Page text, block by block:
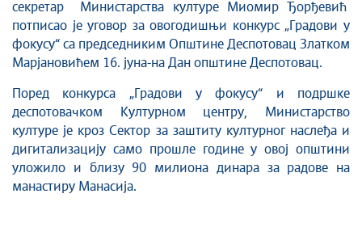
секретар Министарства културе Миомир Ђорђевић
потписао је уговор за овогодишњи конкурс „Градови у
фокусу“ са председниким Општине Деспотовац Златком
Марjановићем 16. јуна-на Дан општине Деспотовац.
Поред конкурса „Градови у фокусу“ и подршке
деспотовачком Културном центру, Министарство
културе је кроз Сектор за заштиту културног наслеђа и
дигитализацију само прошле године у овој општини
уложило и близу 90 милиона динара за радове на
манастиру Манасија.